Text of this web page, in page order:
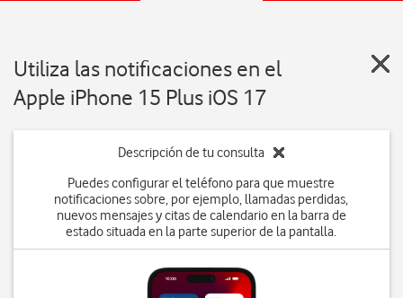
Utiliza las notificaciones en el
Apple iPhone 15 Plus iOS 17
Descripción de tu consulta
Puedes configurar el teléfono para que muestre
notificaciones sobre, por ejemplo, llamadas perdidas,
nuevos mensajes y citas de calendario en la barra de
estado situada en la parte superior de la pantalla.